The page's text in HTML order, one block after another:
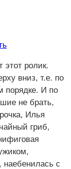
этот ролик.
вниз, т.е. по
порядке. И по
не брать,
Илья
гриб,
наебенилась с